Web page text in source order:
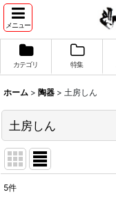
メニュー
カテゴリ 特集
ホーム > 陶器 > 土房しん
土房しん
5件